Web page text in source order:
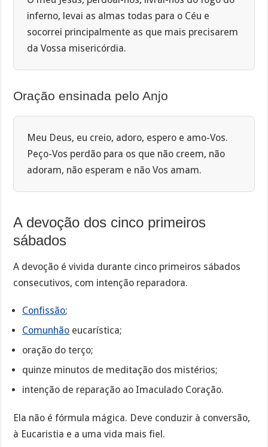
inferno, levai as almas todas para o Céu e
socorrei principalmente as que mais precisarem
da Vossa misericórdia.
Oração ensinada pelo Anjo
Meu Deus, eu creio, adoro, espero e amo-Vos.
Peço-Vos perdão para os que não creem, não
adoram, não esperam e não Vos amam.
A devoção dos cinco primeiros
sábados
A devoção é vivida durante cinco primeiros sábados
consecutivos, com intenção reparadora.
Confissão;
Comunhão eucarística;
oração do terço;
quinze minutos de meditação dos mistérios;
intenção de reparação ao Imaculado Coração.
Ela não é fórmula mágica. Deve conduzir à conversão,
à Eucaristia e a uma vida mais fiel.